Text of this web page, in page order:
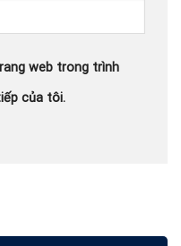
web trong trình
của tôi.